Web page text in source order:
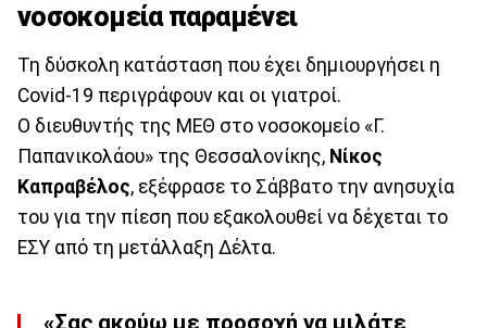
νοσοκομεία παραμένει
Τη δύσκολη κατάσταση που έχει δημιουργήσει η
Covid-19 περιγράφουν και οι γιατροί.
Ο διευθυντής της ΜΕΘ στο νοσοκομείο «Γ.
Παπανικολάου» της Θεσσαλονίκης, Νίκος
Καπραβέλος, εξέφρασε το Σάββατο την ανησυχία
του για την πίεση που εξακολουθεί να δέχεται το
ΕΣΥ από τη μετάλλαξη Δέλτα.